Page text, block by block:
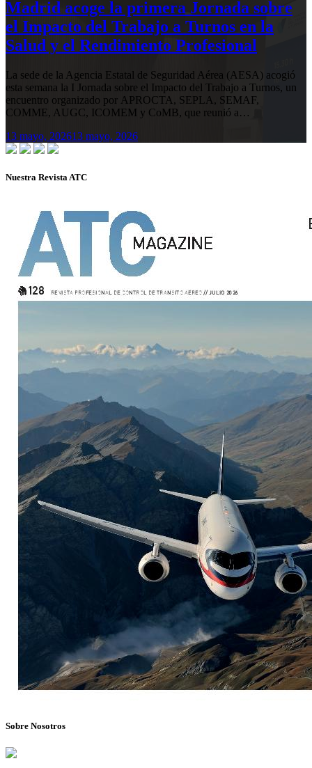
Madrid acoge la primera Jornada sobre
el Impacto del Trabajo a Turnos en la
Salud y el Rendimiento Profesional
La sede de la Agencia Estatal de Seguridad Aérea (AESA) acogió
esta semana la I Jornada sobre el Impacto del Trabajo a Turnos, un
encuentro organizado por APROCTA, SEPLA, SEMAF,
COMME, AUGC, ICOMEM y CoMB, que reunió a…
13 mayo, 202613 mayo, 2026
Nuestra Revista ATC
Sobre Nosotros